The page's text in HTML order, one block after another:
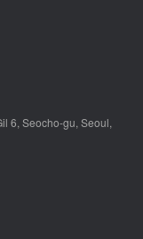
6, Seocho-gu, Seoul,